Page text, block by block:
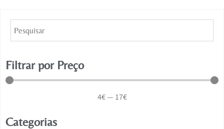
Filtrar por Preço
4€— 17€
Categorias